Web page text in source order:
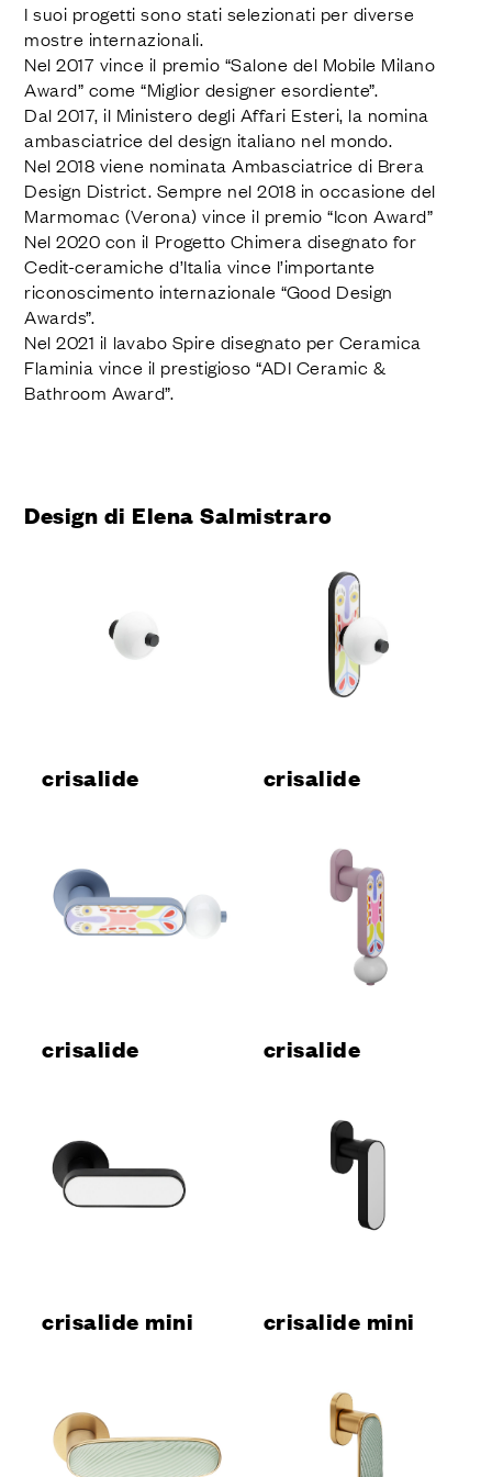
I suoi progetti sono stati selezionati per diverse
mostre internazionali.
Nel 2017 vince il premio “Salone del Mobile Milano
Award” come “Miglior designer esordiente”.
Dal 2017, il Ministero degli Affari Esteri, la nomina
ambasciatrice del design italiano nel mondo.
Nel 2018 viene nominata Ambasciatrice di Brera
Design District. Sempre nel 2018 in occasione del
Marmomac (Verona) vince il premio “Icon Award”
Nel 2020 con il Progetto Chimera disegnato for
Cedit-ceramiche d’Italia vince l’importante
riconoscimento internazionale “Good Design
Awards”.
Nel 2021 il lavabo Spire disegnato per Ceramica
Flaminia vince il prestigioso “ADI Ceramic &
Bathroom Award”.
Design di Elena Salmistraro
crisalide crisalide
crisalide crisalide
crisalide mini crisalide mini